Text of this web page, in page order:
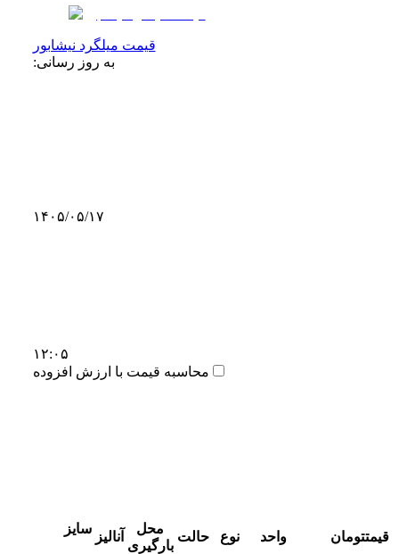
قیمت میلگرد نیشابور
به روز رسانی:
۱۴۰۵/۰۵/۱۷
۱۲:۰۵
محاسبه قیمت با ارزش افزوده
سایز
آنالیز
محل
بارگیری
حالت نوع واحد قیمتتومان